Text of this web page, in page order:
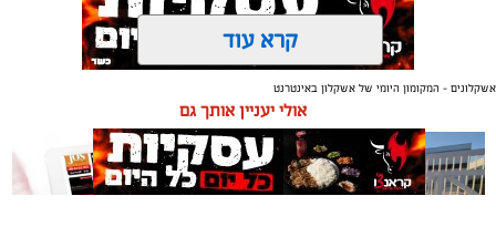
תגים:אשקלון, מרינה
החברה הכלכלית הציגה לנציגי בעלי כלי השייט במרינה
תוכנית השקעה מקיפה הכוללת שדרוג התשתיות, חיזוק
קרא עוד
אשקלונים - המקומון היומי של אשקלון באינטרנט
אולי יעניין אותך גם